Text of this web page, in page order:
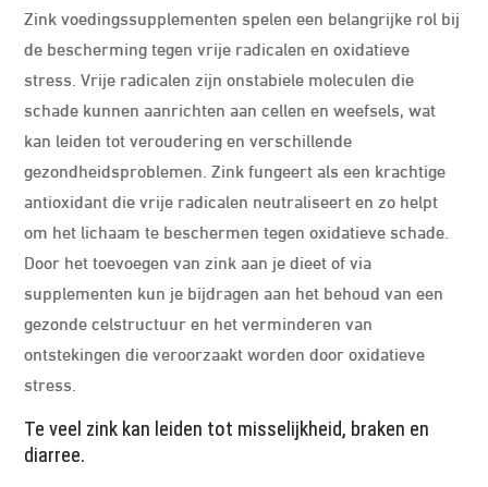
Zink voedingssupplementen spelen een belangrijke rol bij
de bescherming tegen vrije radicalen en oxidatieve
stress. Vrije radicalen zijn onstabiele moleculen die
schade kunnen aanrichten aan cellen en weefsels, wat
kan leiden tot veroudering en verschillende
gezondheidsproblemen. Zink fungeert als een krachtige
antioxidant die vrije radicalen neutraliseert en zo helpt
om het lichaam te beschermen tegen oxidatieve schade.
Door het toevoegen van zink aan je dieet of via
supplementen kun je bijdragen aan het behoud van een
gezonde celstructuur en het verminderen van
ontstekingen die veroorzaakt worden door oxidatieve
stress.
Te veel zink kan leiden tot misselijkheid, braken en
diarree.